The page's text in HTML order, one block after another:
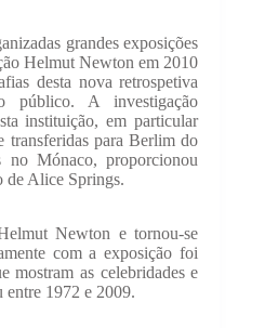
grandes exposições
Helmut Newton em 2010
desta nova retrospetiva
público. A investigação
instituição, em particular
transferidas para Berlim do
no Mónaco, proporcionou
de Alice Springs.
Newton e tornou-se
com a exposição foi
mostram as celebridades e
entre 1972 e 2009.